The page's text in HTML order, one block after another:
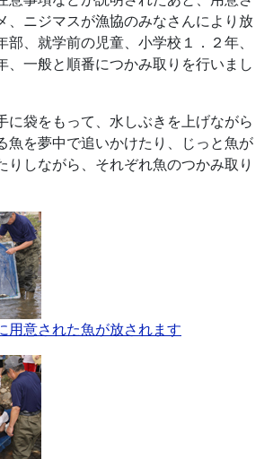
、ニジマスが漁協のみなさんにより放
部、就学前の児童、小学校１．２年、
、一般と順番につかみ取りを行いまし
に袋をもって、水しぶきを上げながら
魚を夢中で追いかけたり、じっと魚が
りしながら、それぞれ魚のつかみ取り
用意された魚が放されます